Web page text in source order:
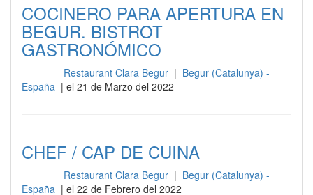
COCINERO PARA APERTURA EN
BEGUR. BISTROT
GASTRONÓMICO
Restaurant Clara Begur | Begur (Catalunya) -
España | el 21 de Marzo del 2022
CHEF / CAP DE CUINA
Restaurant Clara Begur | Begur (Catalunya) -
España | el 22 de Febrero del 2022